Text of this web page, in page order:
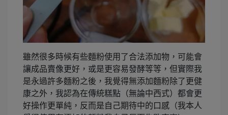
雖然很多時候有些麵粉使用了合法添加物，可能會
讓成品賣像更好，或是更容易發酵等等，但實際我
是永過許多麵粉之後，我覺得無添加麵粉除了更健
康之外，我認為在傳統糕點（無論中西式）都會更
好操作更單純，反而是自己期待中的口感（我本人